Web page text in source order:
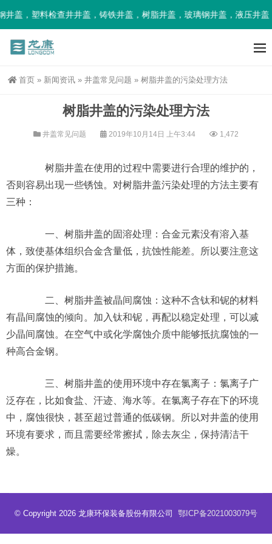
盖，塑料检查井井盖，铸铁井盖，树脂井盖，玻璃钢井盖，液压井
首页 » 新闻资讯 » 井盖常见问题 » 树脂井盖的污染处理方法
树脂井盖的污染处理方法
井盖常见问题 2019年10月14日 上午3:44 1,472
树脂井盖在使用的过程中需要进行合理的维护的，
否则容易出现一些锈蚀。对树脂井盖污染处理的方法主要有
三种：
一、树脂井盖的固溶处理：合金元素没有溶入基
体，致使基体组织合金含量低，抗蚀性能差。所以要注意这
方面的保护措施。
二、树脂井盖被晶间腐蚀：这种不含钛和铌的材料
有晶间腐蚀的倾向。加入钛和铌，再配以稳定处理，可以减
少晶间腐蚀。在空气中或化学腐蚀介质中能够抵抗腐蚀的一
种高合金钢。
三、树脂井盖的使用环境中存在氯离子：氯离子广
泛存在，比如食盐、汗迹、海水等。在氯离子存在下的环境
中，腐蚀很快，甚至超过普通的低碳钢。所以对井盖的使用
环境有要求，而且需要经常擦拭，除去灰尘，保持清洁干
燥。
© Copyright 2026 龙康环保装备股份有限公司 鄂ICP备2021003079号